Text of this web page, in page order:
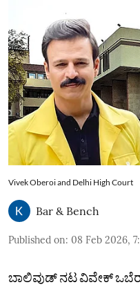
Vivek Oberoi and Delhi High Court
Bar & Bench
Published on: 08 Feb 2026,
ಬಾಲಿವುಡ್ ನಟ ವಿವೇಕ್